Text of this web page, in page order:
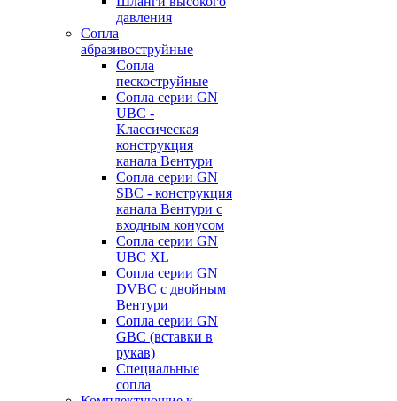
давления
Сопла
абразивоструйные
Сопла
пескоструйные
Сопла серии GN
UBC -
Классическая
конструкция
канала Вентури
Сопла серии GN
SBC - конструкция
канала Вентури c
входным конусом
Сопла серии GN
UBC XL
Сопла серии GN
DVBC с двойным
Вентури
Сопла серии GN
GBC (вставки в
рукав)
Специальные
сопла